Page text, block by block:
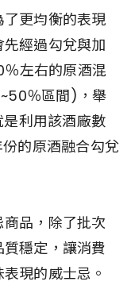
更均衡的表現
經過勾兌與加
左右的原酒混
％區間)，舉
利用該酒廠數
的原酒融合勾兌
品，除了批次
穩定，讓消費
現的威士忌。